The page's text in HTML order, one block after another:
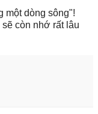
một dòng sông"!
còn nhớ rất lâu